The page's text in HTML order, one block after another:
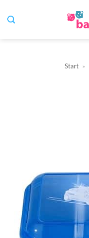
Inhalt
Start »